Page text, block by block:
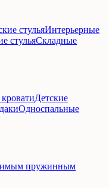
стульяИнтерьерные
стульяСкладные
Детские
Односпальные
пружинным